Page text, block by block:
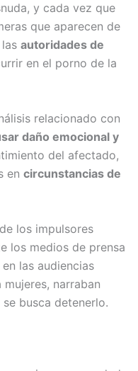
y cada vez que
que aparecen de
autoridades de
en el porno de la
relacionado con
daño emocional y
del afectado,
en circunstancias de
los impulsores
los medios de prensa
las audiencias
narraban
busca detenerlo.